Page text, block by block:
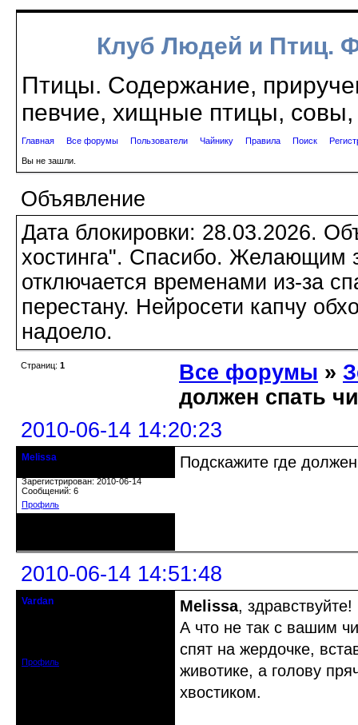
Клуб Людей и Птиц.
Птицы. Содержание,
певчие, хищные птицы, совы,
Главная Все форумы Пользователи Чайнику Правила Поиск
Вы не зашли.
Объявление
Дата блокировки: 28.03.2026.
хостинга". Спасибо. Желающим
отключается временами из-за
перестану. Нейросети капчу
надоело.
Страниц: 1 Все форумы »
должен спать
2010-06-14 14:20:23
Melissa
Зарегистрирован: 2010-06-14
Сообщений: 6
Профиль
Подскажите где
2010-06-14 14:51:48
Vardan
Профиль
Melissa, здравствуйте!
А что не так с вашим
спят на жердочке,
животике, а голову
хвостиком.